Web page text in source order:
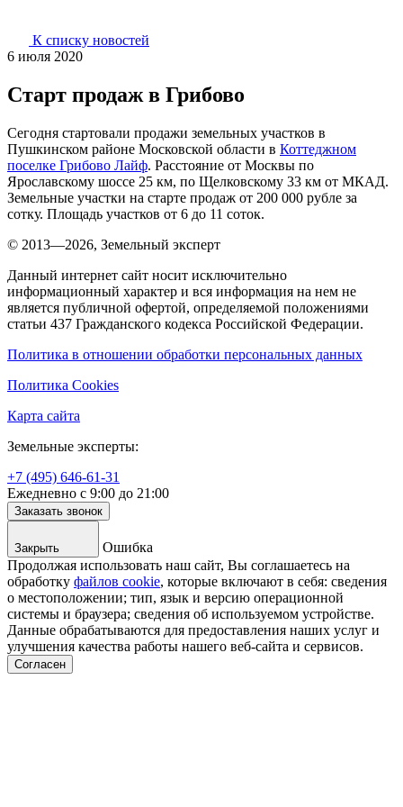
К списку новостей
6 июля 2020
Старт продаж в Грибово
Сегодня стартовали продажи земельных участков в
Пушкинском районе Московской области в Коттеджном
поселке Грибово Лайф. Расстояние от Москвы по
Ярославскому шоссе 25 км, по Щелковскому 33 км от МКАД.
Земельные участки на старте продаж от 200 000 рубле за
сотку. Площадь участков от 6 до 11 соток.
© 2013—2026, Земельный эксперт
Данный интернет сайт носит исключительно
информационный характер и вся информация на нем не
является публичной офертой, определяемой положениями
статьи 437 Гражданского кодекса Российской Федерации.
Политика в отношении обработки персональных данных
Политика Cookies
Карта сайта
Земельные эксперты:
+7 (495) 646-61-31
Ежедневно с 9:00 до 21:00
Заказать звонок
Закрыть
Ошибка
Продолжая использовать наш сайт, Вы соглашаетесь на
обработку файлов cookie, которые включают в себя: сведения
о местоположении; тип, язык и версию операционной
системы и браузера; сведения об используемом устройстве.
Данные обрабатываются для предоставления наших услуг и
улучшения качества работы нашего веб-сайта и сервисов.
Согласен